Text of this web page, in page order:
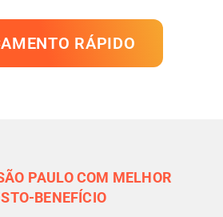
RÁPIDO
PAULO COM MELHOR
BENEFÍCIO